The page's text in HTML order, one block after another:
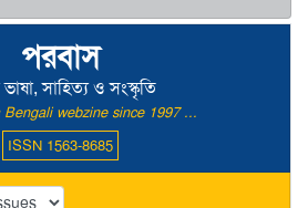
পরবাস
ভাষা, সাহিত্য ও সংস্কৃতি
Bengali webzine since 1997 ...
ISSN 1563-8685